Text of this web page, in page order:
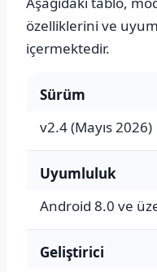
özelliklerini ve
içermektedir.
Sürüm
v2.4 (Mayıs 2026)
Uyumluluk
Android 8.0 ve
Geliştirici